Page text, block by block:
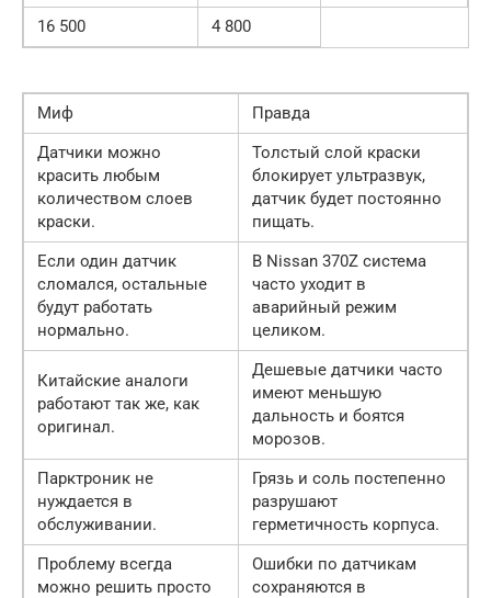
16 500 4 800
Миф
Правда
Датчики можно
красить любым
количеством слоев
краски.
Толстый слой краски
блокирует ультразвук,
датчик будет постоянно
пищать.
Если один датчик
сломался, остальные
будут работать
нормально.
В Nissan 370Z система
часто уходит в
аварийный режим
целиком.
Китайские аналоги
работают так же, как
оригинал.
Дешевые датчики часто
имеют меньшую
дальность и боятся
морозов.
Парктроник не
нуждается в
обслуживании.
Грязь и соль постепенно
разрушают
герметичность корпуса.
Проблему всегда
можно решить просто
Ошибки по датчикам
сохраняются в